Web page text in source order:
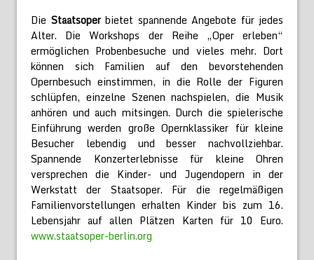
Die Staatsoper bietet spannende Angebote für jedes
Alter. Die Workshops der Reihe „Oper erleben“
ermöglichen Probenbesuche und vieles mehr. Dort
können sich Familien auf den bevorstehenden
Opernbesuch einstimmen, in die Rolle der Figuren
schlüpfen, einzelne Szenen nachspielen, die Musik
anhören und auch mitsingen. Durch die spielerische
Einführung werden große Opernklassiker für kleine
Besucher lebendig und besser nachvollziehbar.
Spannende Konzerterlebnisse für kleine Ohren
versprechen die Kinder- und Jugendopern in der
Werkstatt der Staatsoper. Für die regelmäßigen
Familienvorstellungen erhalten Kinder bis zum 16.
Lebensjahr auf allen Plätzen Karten für 10 Euro.
www.staatsoper-berlin.org